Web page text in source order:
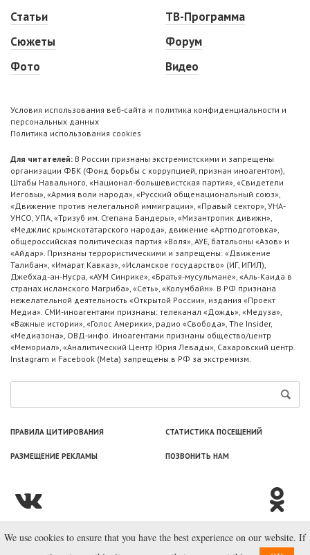
Статьи
Сюжеты
Фото
ТВ-Программа
Форум
Видео
Условия использования веб-сайта и политика конфиденциальности и
персональных данных
Политика использования cookies
Для читателей: В России признаны экстремистскими и запрещены
организации ФБК (Фонд борьбы с коррупцией, признан иноагентом),
Штабы Навального, «Национал-большевистская партия», «Свидетели
Иеговы», «Армия воли народа», «Русский общенациональный союз»,
«Движение против нелегальной иммиграции», «Правый сектор», УНА-
УНСО, УПА, «Тризуб им. Степана Бандеры», «Мизантропик дивижн»,
«Меджлис крымскотатарского народа», движение «Артподготовка»,
общероссийская политическая партия «Воля», АУЕ, батальоны «Азов» и
«Айдар». Признаны террористическими и запрещены: «Движение
Талибан», «Имарат Кавказ», «Исламское государство» (ИГ, ИГИЛ),
Джебхад-ан-Нусра, «АУМ Синрике», «Братья-мусульмане», «Аль-Каида в
странах исламского Магриба», «Сеть», «Колумбайн». В РФ признана
нежелательной деятельность «Открытой России», издания «Проект
Медиа». СМИ-иноагентами признаны: телеканал «Дождь», «Медуза»,
«Важные истории», «Голос Америки», радио «Свобода», The Insider,
«Медиазона», ОВД-инфо. Иноагентами признаны общество/центр
«Мемориал», «Аналитический Центр Юрия Левады», Сахаровский центр.
Instagram и Facebook (Metа) запрещены в РФ за экстремизм.
ПРАВИЛА ЦИТИРОВАНИЯ СТАТИСТИКА ПОСЕЩЕНИЙ
РАЗМЕЩЕНИЕ РЕКЛАМЫ ПОЗВОНИТЬ НАМ
© ООО «Лаборатория Новоcтей», 2003—2026.
We use cookies to ensure that you have the best experience on our website. If